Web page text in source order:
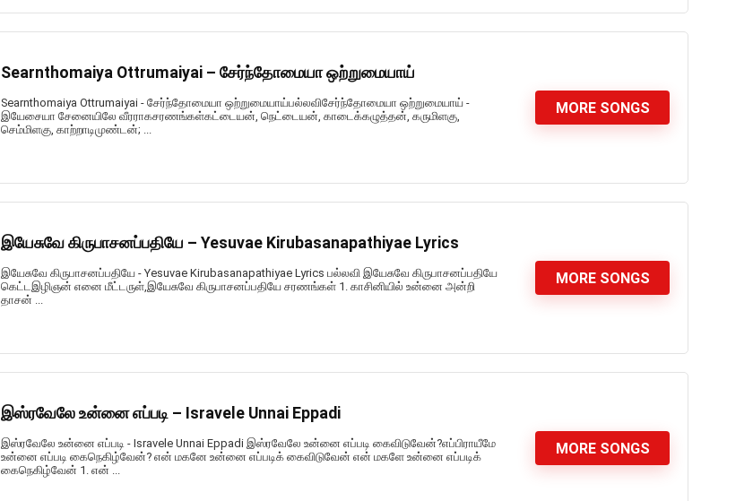
Searnthomaiya Ottrumaiyai – சேர்ந்தோமையா ஒற்றுமையாய்
Searnthomaiya Ottrumaiyai - சேர்ந்தோமையா ஒற்றுமையாய்பல்லவிசேர்ந்தோமையா ஒற்றுமையாய் -
இயேசையா சேனையிலே வீரராகசரணங்கள்கட்டையன், நெட்டையன், காடைக்கழுத்தன், கருமிளகு,
செம்மிளகு, காற்றாடிமுண்டன்; ...
MORE SONGS
இயேசுவே கிருபாசனப்பதியே – Yesuvae Kirubasanapathiyae Lyrics
இயேசுவே கிருபாசனப்பதியே - Yesuvae Kirubasanapathiyae Lyrics பல்லவி இயேசுவே கிருபாசனப்பதியே
கெட்டஇழிஞன் எனை மீட்டருள்,இயேசுவே கிருபாசனப்பதியே சரணங்கள் 1. காசினியில் உன்னை அன்றி
தாசன் ...
MORE SONGS
இஸ்ரவேலே உன்னை எப்படி – Isravele Unnai Eppadi
இஸ்ரவேலே உன்னை எப்படி - Isravele Unnai Eppadi இஸ்ரவேலே உன்னை எப்படி கைவிடுவேன்?எப்பிராயீமே
உன்னை எப்படி கைநெகிழ்வேன்? என் மகனே உன்னை எப்படிக் கைவிடுவேன் என் மகளே உன்னை எப்படிக்
கைநெகிழ்வேன் 1. என் ...
MORE SONGS